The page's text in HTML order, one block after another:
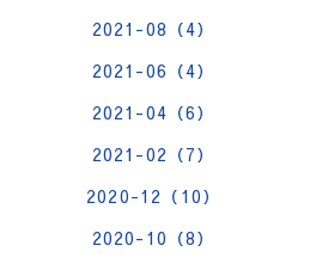
2021-08（4）
2021-06（4）
2021-04（6）
2021-02（7）
2020-12（10）
2020-10（8）